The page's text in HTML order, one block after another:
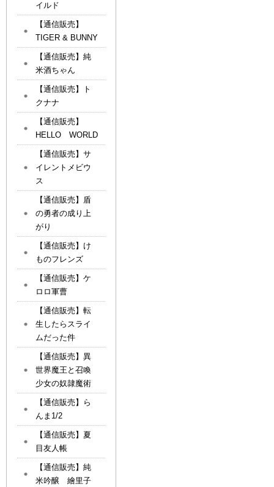
イルド
【通信販売】
TIGER & BUNNY
【通信販売】純
米酒ちゃん
【通信販売】ト
クナナ
【通信販売】
HELLO WORLD
【通信販売】サ
イレントメビウ
ス
【通信販売】盾
の勇者の成り上
がり
【通信販売】け
ものフレンズ
【通信販売】ケ
ロロ軍曹
【通信販売】転
生したらスライ
ムだった件
【通信販売】異
世界魔王と召喚
少女の奴隷魔術
【通信販売】ら
んま1/2
【通信販売】夏
目友人帳
【通信販売】純
米吟醸 繪里子